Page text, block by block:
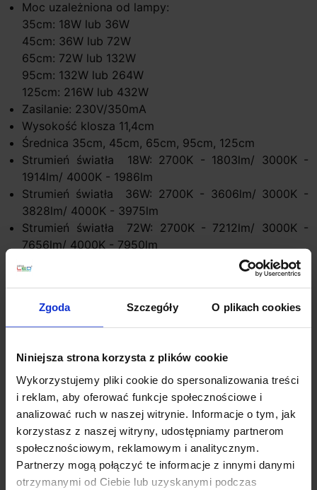
Zgoda Szczegóły O plikach cookies
Niniejsza strona korzysta z plików cookie
Wykorzystujemy pliki cookie do spersonalizowania treści
i reklam, aby oferować funkcje społecznościowe i
analizować ruch w naszej witrynie. Informacje o tym, jak
korzystasz z naszej witryny, udostępniamy partnerom
społecznościowym, reklamowym i analitycznym.
Partnerzy mogą połączyć te informacje z innymi danymi
otrzymanymi od Ciebie lub uzyskanymi podczas
Moc uzależniona od lampy:
35cm: 18W lub 36W
45cm: 36W lub 72W
65cm: 72W lub 132W
95cm: 132W lub 264W
125cm: 216W lub 432W
Zasilanie: 230V/350mA
Wysokość klosza 11,4cm
Średnica 35cm, 45cm, 65cm, 95cm, 125cm
Strumień światła 18W: 2700K - 1803lm/ 3000K -
1914lm/ 4000K - 1986lm
Strumień światła 36W: 2700K - 3606lm/ 3000K -
3828lm/ 4000K - 3975lm
Strumień światła 72W: 2700K - 7212lm/ 3000K -
7656lm/ 4000K - 7950lm
Strumień światła 132W: 2700K - 1322lm/ 3000K -
15312lm/ 4000K - 15900lm
Strumień światła 216W: 2700K - 21636lm/ 3000K -
Strumień światła 264W: 2700K - 26444lm/ 3000K -
28072lm/ 4000K - 29150lm
Strumień światła 432W: 2700K - 43272lm/ 3000K -
45936lm/ 4000K - 47700lm
Barwa światła: 2700K, 3000K biała ciepła, 4000K
biała naturalna
Klasa szczelności: IP40
Materiał: aluminium